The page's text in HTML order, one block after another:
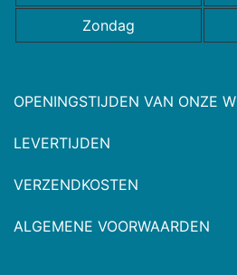
Zondag
OPENINGSTIJDEN VAN ONZE
LEVERTIJDEN
VERZENDKOSTEN
ALGEMENE VOORWAARDEN